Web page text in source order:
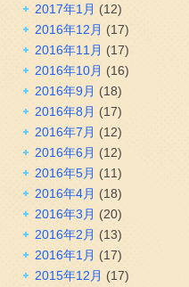
2017年1月 (12)
2016年12月 (17)
2016年11月 (17)
2016年10月 (16)
2016年9月 (18)
2016年8月 (17)
2016年7月 (12)
2016年6月 (12)
2016年5月 (11)
2016年4月 (18)
2016年3月 (20)
2016年2月 (13)
2016年1月 (17)
2015年12月 (17)